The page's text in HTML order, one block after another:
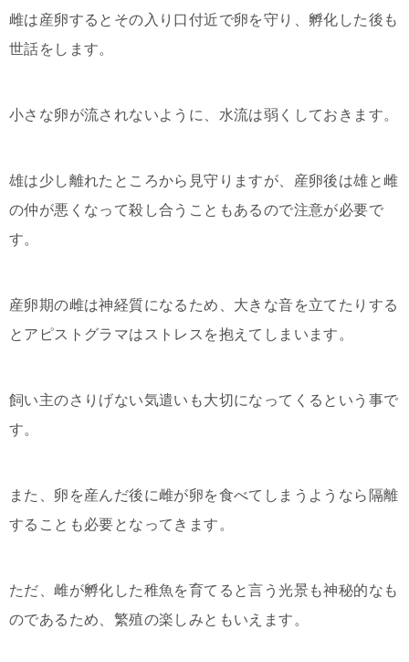
雌は産卵するとその入り口付近で卵を守り、孵化した後も
世話をします。
小さな卵が流されないように、水流は弱くしておきます。
雄は少し離れたところから見守りますが、産卵後は雄と雌
の仲が悪くなって殺し合うこともあるので注意が必要で
す。
産卵期の雌は神経質になるため、大きな音を立てたりする
とアピストグラマはストレスを抱えてしまいます。
飼い主のさりげない気遣いも大切になってくるという事で
す。
また、卵を産んだ後に雌が卵を食べてしまうようなら隔離
することも必要となってきます。
ただ、雌が孵化した稚魚を育てると言う光景も神秘的なも
のであるため、繁殖の楽しみともいえます。